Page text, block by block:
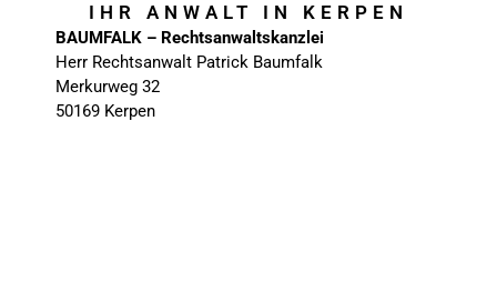
IHR ANWALT IN KERPEN
BAUMFALK – Rechtsanwaltskanzlei
Herr Rechtsanwalt Patrick Baumfalk
Merkurweg 32
50169 Kerpen